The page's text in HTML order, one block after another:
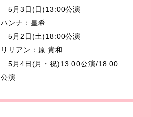
5月3日(日)13:00公演
ハンナ：皇希
5月2日(土)18:00公演
リリアン：原 貴和
5月4日(月・祝)13:00公演/18:00
公演